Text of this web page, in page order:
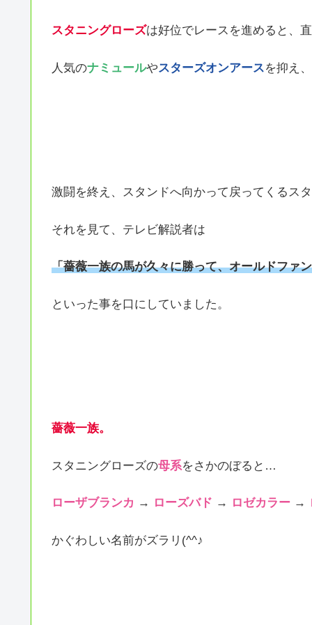
スタニングローズは好位でレースを進めると、
人気のナミュールやスターズオンアースを抑え
激闘を終え、スタンドへ向かって戻ってくるス
それを見て、テレビ解説者は
「薔薇一族の馬が久々に勝って、オールドファ
といった事を口にしていました。
薔薇一族。
スタニングローズの母系をさかのぼると…
ローザブランカ → ローズバド → ロゼカラー →
かぐわしい名前がズラリ(^^♪